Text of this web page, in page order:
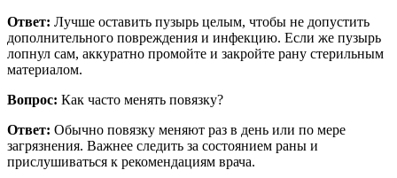
Ответ: Лучше оставить пузырь целым, чтобы не допустить
дополнительного повреждения и инфекцию. Если же пузырь
лопнул сам, аккуратно промойте и закройте рану стерильным
материалом.
Вопрос: Как часто менять повязку?
Ответ: Обычно повязку меняют раз в день или по мере
загрязнения. Важнее следить за состоянием раны и
прислушиваться к рекомендациям врача.